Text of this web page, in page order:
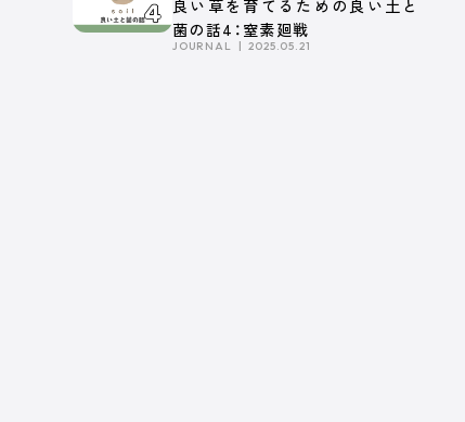
良い草を育てるための良い土と
菌の話4：窒素廻戦
JOURNAL 2025.05.21